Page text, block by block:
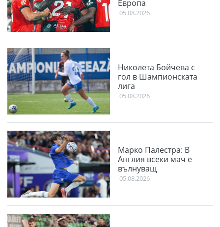
Европа
05.08.2026
Николета Бойчева с
гол в Шампионската
лига
05.08.2026
Марко Палестра: В
Англия всеки мач е
вълнуващ
05.08.2026